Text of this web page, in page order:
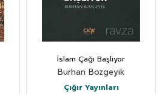
İslam Çağı Başlıyor
Burhan Bozgeyik
Çığır Yayınları